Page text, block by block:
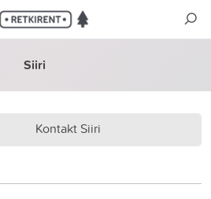
Siiri
Kontakt Siiri